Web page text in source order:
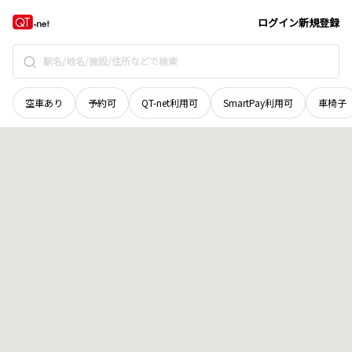
ログイン新規登録
空車あり 予約可 QT-net利用可 SmartPay利用可 車椅子
宮城県